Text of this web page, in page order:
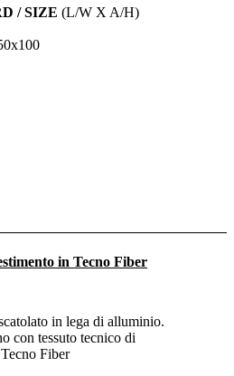
/ SIZE (L/W X A/H)
in Tecno Fiber
in lega di alluminio.
con tessuto tecnico di
Fiber